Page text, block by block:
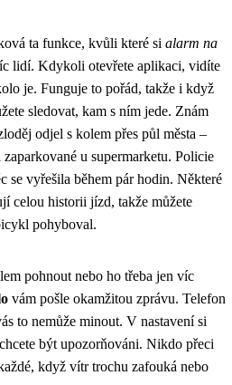
ta funkce, kvůli které si alarm na
lidí. Kdykoli otevřete aplikaci, vidíte
je. Funguje to pořád, takže i když
sledovat, kam s ním jede. Znám
odjel s kolem přes půl města –
u supermarketu. Policie
se vyřešila během pár hodin. Některé
celou historii jízd, takže můžete
pohyboval.
pohnout nebo ho třeba jen víc
vám pošle okamžitou zprávu. Telefon
to nemůže minout. V nastavení si
být upozorňováni. Nikdo přeci
když vítr trochu zafouká nebo